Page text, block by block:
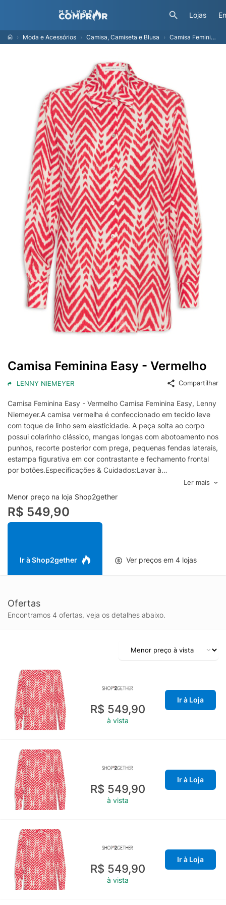
Lojas
Moda e Acessórios Camisa, Camiseta e Blusa Camisa Feminina Easy - Vermelho
Camisa Feminina Easy - Vermelho
LENNY NIEMEYER Compartilhar
Camisa Feminina Easy - Vermelho Camisa Feminina Easy, Lenny
Niemeyer.A camisa vermelha é confeccionado em tecido leve
com toque de linho sem elasticidade. A peça solta ao corpo
possui colarinho clássico, mangas longas com abotoamento nos
punhos, recorte posterior com prega, pequenas fendas laterais,
estampa figurativa em cor contrastante e fechamento frontal
por botões.Especificações & Cuidados:Lavar à
VermelhoMarca: Lenny Niemeyer
Ler mais
Menor preço na loja Shop2gether
R$ 549,90
Ir à Shop2gether Ver preços em 4 lojas
Ofertas
Encontramos 4 ofertas, veja os detalhes abaixo.
R$ 549,90
à vista
Ir à Loja
R$ 549,90
à vista
Ir à Loja
R$ 549,90
à vista
Ir à Loja